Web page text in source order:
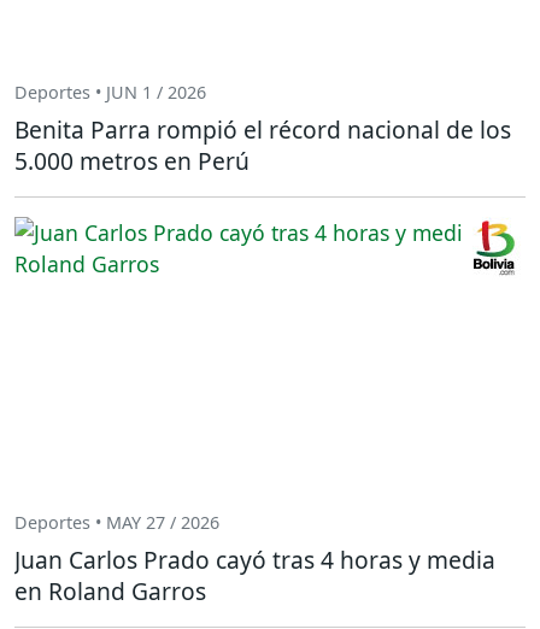
Deportes • JUN 1 / 2026
Benita Parra rompió el récord nacional de los
5.000 metros en Perú
Deportes • MAY 27 / 2026
Juan Carlos Prado cayó tras 4 horas y media
en Roland Garros